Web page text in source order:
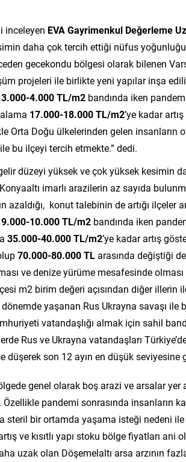
inceleyen EVA Gayrimenkul Değerleme
daha çok tercih ettiği nüfus
gecekondu bölgesi olarak bilenen
projeleri ile birlikte yeni yapılar inşa
3.000-4.000 TL/m2 bandında iken
17.000-18.000 TL/m2’ye kadar
Orta Doğu ülkelerinden gelen insanların
bu ilçeyi tercih etmekte.” dedi.
düzeyi yüksek ve çok yüksek kesimin
imarlı arazilerin az sayıda
azaldığı, konut talebinin de artığı ilçeler
9.000-10.000 TL/m2 bandında iken
35.000-40.000 TL/m2’ye kadar artış
70.000-80.000 TL arasında değiştiği
ve denize yürüme mesafesinde
m2 birim değeri açısından diğer illerin
yaşanan Rus Ukrayna savaşı ile
vatandaşlığı almak için sahil
Rus ve Ukrayna vatandaşları
düşerek son 12 ayın en düşük seviyesine
genel olarak boş arazi ve arsalar yer
pandemi sonrasında insanların
steril bir ortamda yaşama isteği nedeni
ve kısıtlı yapı stoku bölge fiyatları
uzak olan Döşemelaltı arsa arzının